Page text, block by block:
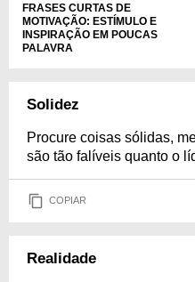
FRASES CURTAS DE
MOTIVAÇÃO: ESTÍMULO E
INSPIRAÇÃO EM POUCAS
PALAVRA
Solidez
Procure coisas sólidas,
são tão falíveis quanto o
COPIAR
Realidade